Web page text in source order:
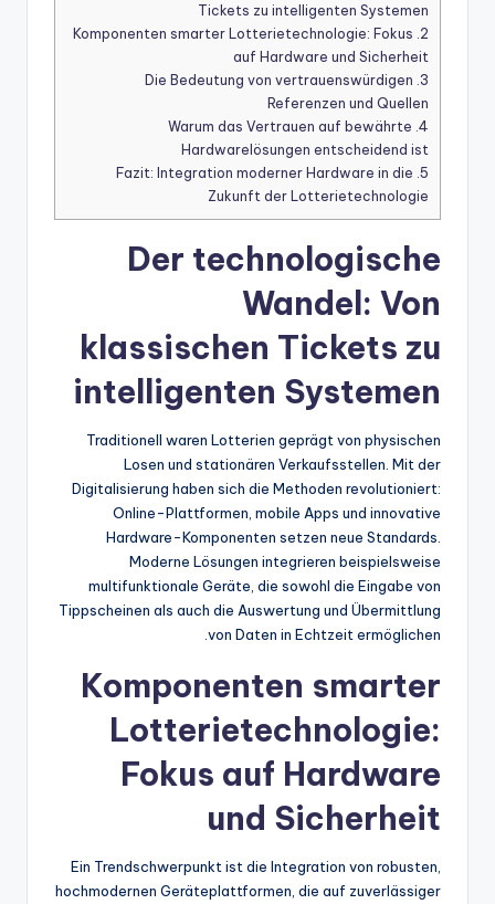
Tickets zu intelligenten Systemen
2.
Komponenten smarter Lotterietechnologie: Fokus
auf Hardware und Sicherheit
3.
Die Bedeutung von vertrauenswürdigen
Referenzen und Quellen
4.
Warum das Vertrauen auf bewährte
Hardwarelösungen entscheidend ist
5.
Fazit: Integration moderner Hardware in die
Zukunft der Lotterietechnologie
Der technologische
Wandel: Von
klassischen Tickets zu
intelligenten Systemen
Traditionell waren Lotterien geprägt von physischen
Losen und stationären Verkaufsstellen. Mit der
Digitalisierung haben sich die Methoden revolutioniert:
Online-Plattformen, mobile Apps und innovative
Hardware-Komponenten setzen neue Standards.
Moderne Lösungen integrieren beispielsweise
multifunktionale Geräte, die sowohl die Eingabe von
Tippscheinen als auch die Auswertung und Übermittlung
von Daten in Echtzeit ermöglichen.
Komponenten smarter
Lotterietechnologie:
Fokus auf Hardware
und Sicherheit
Ein Trendschwerpunkt ist die Integration von robusten,
hochmodernen Geräteplattformen, die auf zuverlässiger